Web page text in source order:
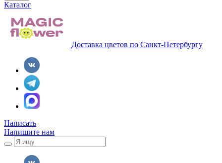
Каталог
Доставка цветов по Санкт-Петербургу
Написать
Напишите нам